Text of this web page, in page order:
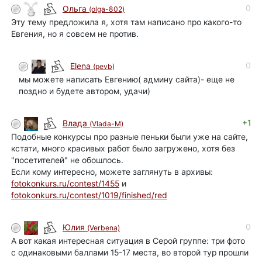
Ольга (olga-802)
0
Эту тему предложила я, хотя там написано про какого-то
Евгения, но я совсем не против.
Elena (pevb)
0
мы можете написать Евгению( админу сайта)- еще не
поздно и будете автором, удачи)
Влада (Vlada-M)
+1
Подобные конкурсы про разные пеньки были уже на сайте,
кстати, много красивых работ было загружено, хотя без
"посетителей" не обошлось.
Если кому интересно, можете заглянуть в архивы:
fotokonkurs.ru/contest/1455и
fotokonkurs.ru/contest/1019/finished/red
Юлия (Verbena)
0
А вот какая интересная ситуация в Серой группе: три фото
с одинаковыми баллами 15-17 места, во второй тур прошли